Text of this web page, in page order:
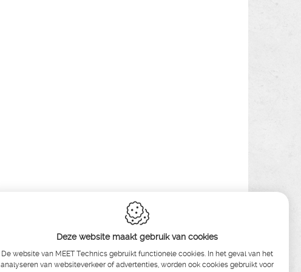
Deze website maakt gebruik van cookies
De website van MEET Technics gebruikt functionele cookies. In het geval van het
analyseren van websiteverkeer of advertenties, worden ook cookies gebruikt voor